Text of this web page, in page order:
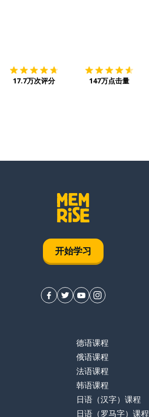
17.7万次评分 147万点击量
开始学习
德语课程
俄语课程
法语课程
韩语课程
日语（汉字）课程
日语（罗马字）课程